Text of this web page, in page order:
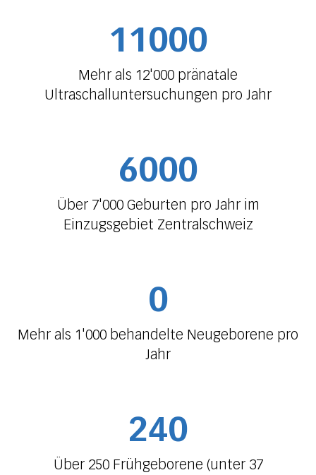
11000
Mehr als 12'000 pränatale
Ultraschalluntersuchungen pro Jahr
6000
Über 7'000 Geburten pro Jahr im
Einzugsgebiet Zentralschweiz
0
Mehr als 1'000 behandelte Neugeborene pro
Jahr
240
Über 250 Frühgeborene (unter 37